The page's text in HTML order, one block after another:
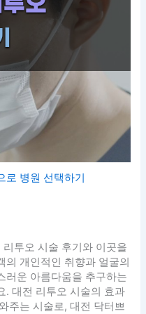
병원 선택하기
투오 시술 후기와 이곳을
의 개인적인 취향과 얼굴의
러운 아름다움을 추구하는
. 대전 리투오 시술의 효과
주는 시술로, 대전 닥터쁘